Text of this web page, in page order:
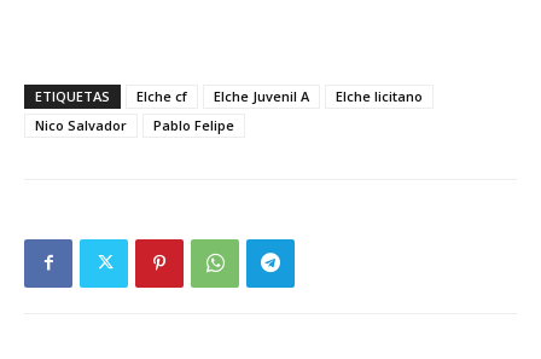
ETIQUETAS Elche cf Elche Juvenil A
Elche licitano
Nico Salvador
Pablo Felipe